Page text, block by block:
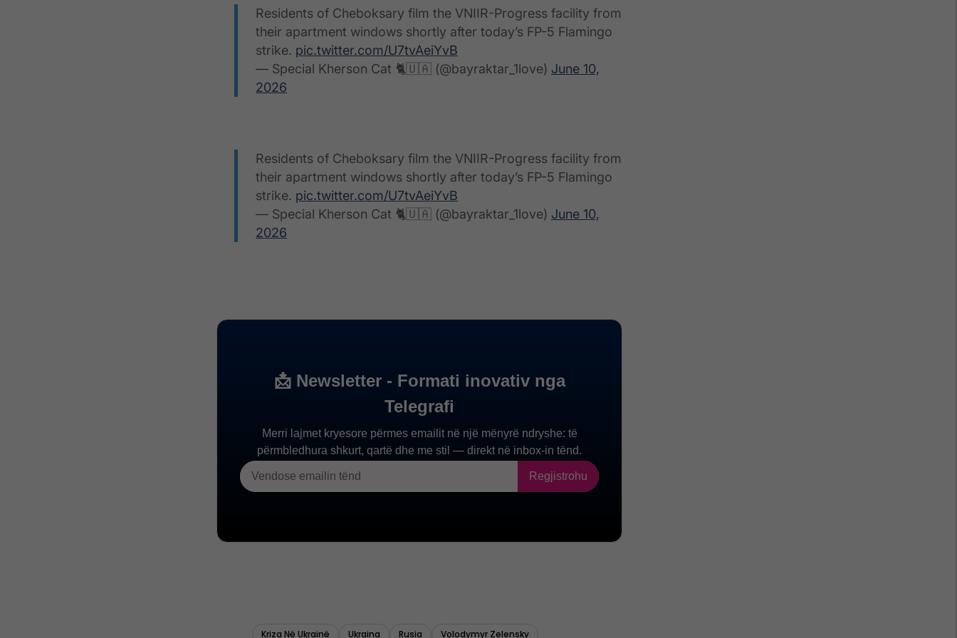
Residents of Cheboksary film the VNIIR-Progress facility from
their apartment windows shortly after today’s FP-5 Flamingo
strike. pic.twitter.com/U7tvAeiYvB
— Special Kherson Cat 🐈🇺🇦 (@bayraktar_1love) June 10,
2026
Residents of Cheboksary film the VNIIR-Progress facility from
their apartment windows shortly after today’s FP-5 Flamingo
strike. pic.twitter.com/U7tvAeiYvB
— Special Kherson Cat 🐈🇺🇦 (@bayraktar_1love) June 10,
2026
Kriza Në Ukrainë Ukraina Rusia Volodymyr Zelensky